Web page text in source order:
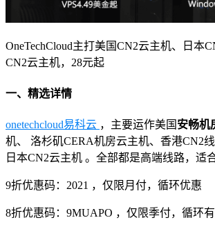
OneTechCloud主打美国CN2云主机、日本
CN2云主机，28元起
一、精选详情
onetechcloud易科云 ，主要运作美国 安畅机
机、 洛杉矶CERA机房云主机、香港CN2
日本CN2云主机 。全部都是高端线路，适
9折优惠码：2021 ，仅限月付，循环优惠
8折优惠码：9MUAPO ，仅限季付，循环有